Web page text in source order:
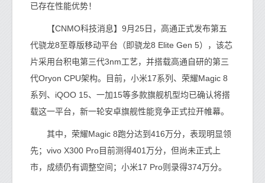
已存在性能优势！
【CNMO科技消息】9月25日，高通正式发布第五
代骁龙8至尊版移动平台（即骁龙8 Elite Gen 5），该芯
片采用台积电第三代3nm工艺，并搭载高通自研的第三
代Oryon CPU架构。目前，小米17系列、荣耀Magic 8
系列、iQOO 15、一加15等多款旗舰机型均已确认将搭
载这一平台，新一轮安卓旗舰性能竞争正式拉开帷幕。
其中，荣耀Magic 8跑分达到416万分，表现明显领
先；vivo X300 Pro目前测得401万分，但尚未正式上
市，成绩仍有调整空间；小米17 Pro则录得374万分。